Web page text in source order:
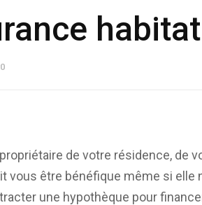
de votre résidence, de
vous être bénéfique même si elle
une hypothèque pour